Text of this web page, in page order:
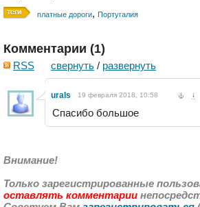
платные дороги, Португалия
Комментарии (1)
RSS свернуть / развернуть
urals 19 февраля 2018, 10:58 ↓
Спасибо большое
Внимание!
Только зарегистрированные
оставлять комментарии